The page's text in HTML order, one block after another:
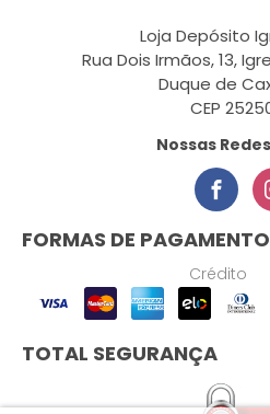
Loja Depósito
Rua Dois Irmãos, 13,
Duque de
CEP
Nossas
FORMAS DE PAGAMENTO
Crédito
TOTAL SEGURANÇA